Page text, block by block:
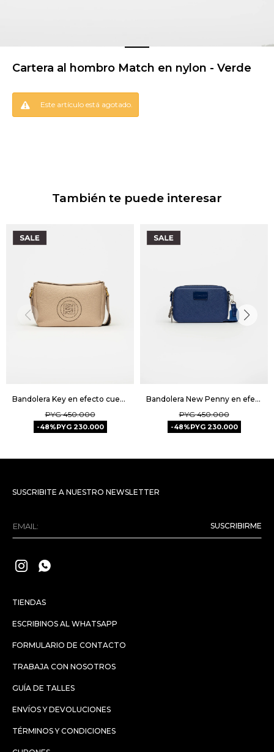
Cartera al hombro Match en nylon - Verde
Este artículo está agotado.
También te puede interesar
Bandolera Key en efecto cuero graneado - Natural
PYG 450.000
48 PYG 230.000
Bandolera New Penny en efecto cuero zaffiano - Azul
PYG 450.000
48 PYG 230.000
TIENDAS
ESCRIBINOS AL WHATSAPP
FORMULARIO DE CONTACTO
TRABAJA CON NOSOTROS
GUÍA DE TALLES
ENVÍOS Y DEVOLUCIONES
TÉRMINOS Y CONDICIONES
SUSCRIBITE A NUESTRO NEWSLETTER
SUSCRIBIRME
 